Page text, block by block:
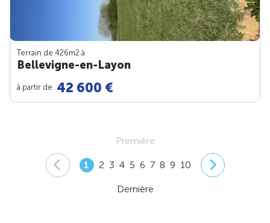
Terrain de 426m2 à
Bellevigne-en-Layon
à partir de 42 600 €
Première
1 2 3 4 5 6 7 8 9 10
Dernière